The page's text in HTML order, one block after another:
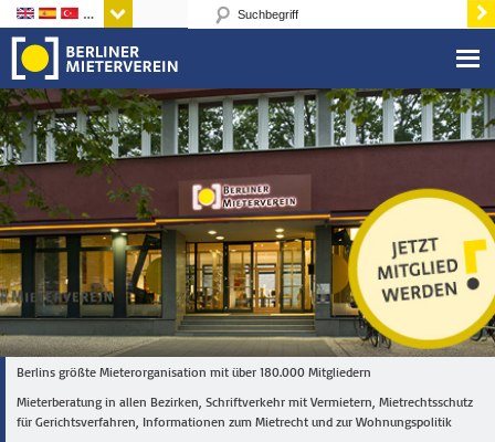
Sprachen
Berlins größte Mieterorganisation mit über 180.000 Mitgliedern
Mieterberatung in allen Bezirken, Schriftverkehr mit Vermietern, Mietrechtsschutz
für Gerichtsverfahren, Informationen zum Mietrecht und zur Wohnungspolitik